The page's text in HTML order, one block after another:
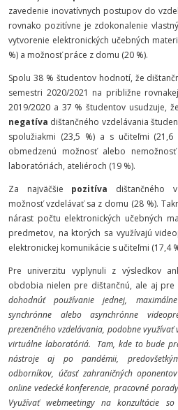
zavedenie inovatívnych postupov do
rovnako pozitívne je zdokonalenie
vytvorenie elektronických učebných
%) a možnosť práce z domu (20 %).
Spolu 38 % študentov hodnotí, že
semestri 2020/2021 na približne
2019/2020 a 37 % študentov usudzuje,
negatíva dištančného vzdelávania
spolužiakmi (23,5 %) a s učiteľmi
obmedzenú možnosť alebo
laboratóriách, ateliéroch (19 %).
Za najväčšie pozitíva dištančného
možnosť vzdelávať sa z domu (28 %).
nárast počtu elektronických učebných
predmetov, na ktorých sa využívajú
elektronickej komunikácie s učiteľmi (17,4
Pre univerzitu vyplynuli z výsledkov
obdobia nielen pre dištančnú, ale aj
dohodnúť používanie jednej,
synchrónne alebo asynchrónne
prezenčného vzdelávania, podobne
virtuálne laboratóriá.
Tam, kde to bude
nástroje aj po pandémii,
odborníkov, účasť zahraničných
online vedecké konferencie, pracovné
Využívať webmeetingy na konzultácie so